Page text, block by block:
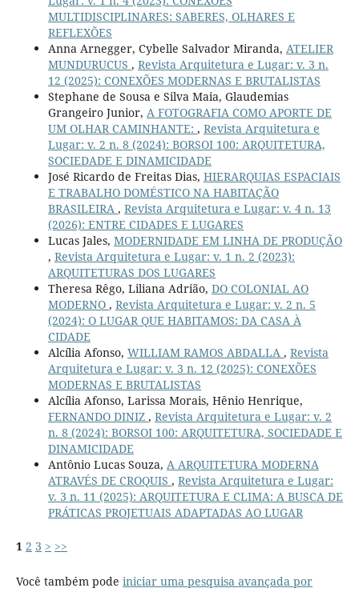
MULTIDISCIPLINARES: SABERES, OLHARES E
REFLEXÕES
Anna Arnegger, Cybelle Salvador Miranda, ATELIER
MUNDURUCUS , Revista Arquitetura e Lugar: v. 3 n.
12 (2025): CONEXÕES MODERNAS E BRUTALISTAS
Stephane de Sousa e Silva Maia, Glaudemias
Grangeiro Junior, A FOTOGRAFIA COMO APORTE DE
UM OLHAR CAMINHANTE: , Revista Arquitetura e
Lugar: v. 2 n. 8 (2024): BORSOI 100: ARQUITETURA,
SOCIEDADE E DINAMICIDADE
José Ricardo de Freitas Dias, HIERARQUIAS ESPACIAIS
E TRABALHO DOMÉSTICO NA HABITAÇÃO
BRASILEIRA , Revista Arquitetura e Lugar: v. 4 n. 13
(2026): ENTRE CIDADES E LUGARES
Lucas Jales, MODERNIDADE EM LINHA DE PRODUÇÃO
, Revista Arquitetura e Lugar: v. 1 n. 2 (2023):
ARQUITETURAS DOS LUGARES
Theresa Rêgo, Liliana Adrião, DO COLONIAL AO
MODERNO , Revista Arquitetura e Lugar: v. 2 n. 5
(2024): O LUGAR QUE HABITAMOS: DA CASA À
CIDADE
Alcília Afonso, WILLIAM RAMOS ABDALLA , Revista
Arquitetura e Lugar: v. 3 n. 12 (2025): CONEXÕES
MODERNAS E BRUTALISTAS
Alcília Afonso, Larissa Morais, Hênio Henrique,
FERNANDO DINIZ , Revista Arquitetura e Lugar: v. 2
n. 8 (2024): BORSOI 100: ARQUITETURA, SOCIEDADE E
DINAMICIDADE
Antônio Lucas Souza, A ARQUITETURA MODERNA
ATRAVÉS DE CROQUIS , Revista Arquitetura e Lugar:
v. 3 n. 11 (2025): ARQUITETURA E CLIMA: A BUSCA DE
PRÁTICAS PROJETUAIS ADAPTADAS AO LUGAR
1 2 3 > >>
Você também pode iniciar uma pesquisa avançada por